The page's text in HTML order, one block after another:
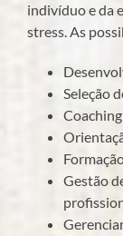
indivíduo e da
stress. As
Seleção
Gestão